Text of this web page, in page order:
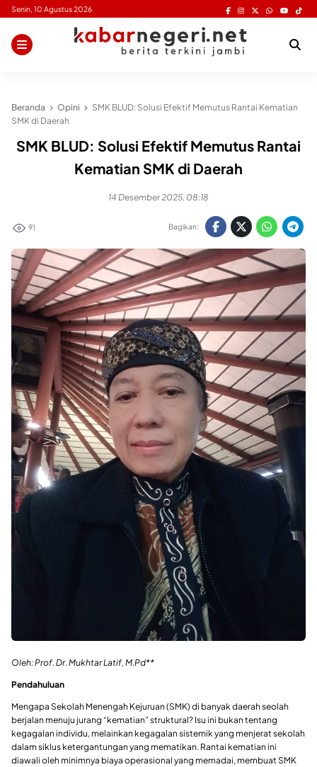
Skip
content
Senin, 10 Agustus 2026
Beranda Opini
SMK BLUD: Solusi Efektif Memutus Rantai Kematian
SMK di Daerah
SMK BLUD: Solusi Efektif Memutus Rantai
Kematian SMK di Daerah
14 Desember 2025, 08:18
91 Bagikan:
Oleh: Prof. Dr. Mukhtar Latif, M.Pd**
​Pendahuluan
​Mengapa Sekolah Menengah Kejuruan (SMK) di banyak daerah seolah
berjalan menuju jurang “kematian” struktural? Isu ini bukan tentang
kegagalan individu, melainkan kegagalan sistemik yang menjerat sekolah
dalam siklus ketergantungan yang mematikan. Rantai kematian ini
diawali oleh minimnya biaya operasional yang memadai, membuat SMK